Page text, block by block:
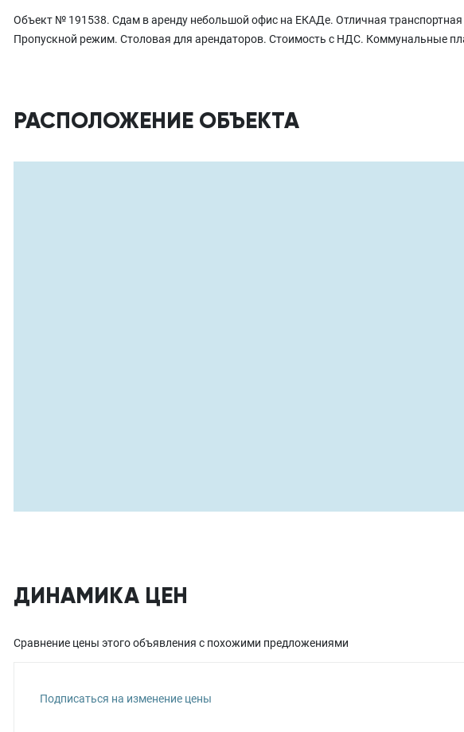
Объект № 191538. Сдам в аренду небольшой офис на ЕКАДе. Отличная транспортная
Пропускной режим. Столовая для арендаторов. Стоимость с НДС. Коммунальные
РАСПОЛОЖЕНИЕ ОБЪЕКТА
ДИНАМИКА ЦЕН
Сравнение цены этого объявления с похожими предложениями
Подписаться на изменение цены